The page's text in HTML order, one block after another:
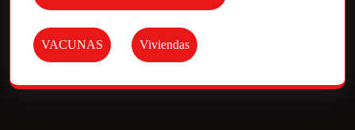
VACUNAS Viviendas